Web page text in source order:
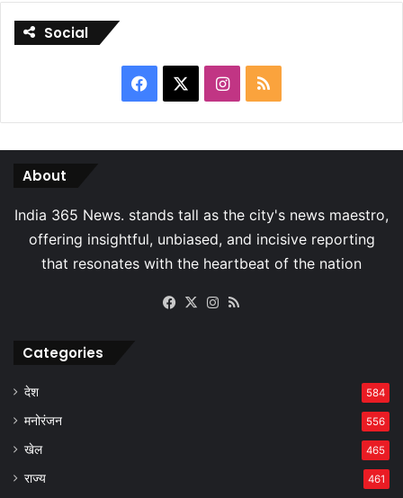
Social
Facebook Instagram
RSS
About
Facebook
X Instagram
Categories
देश 584
मनोरंजन 556
खेल 465
राज्य 461